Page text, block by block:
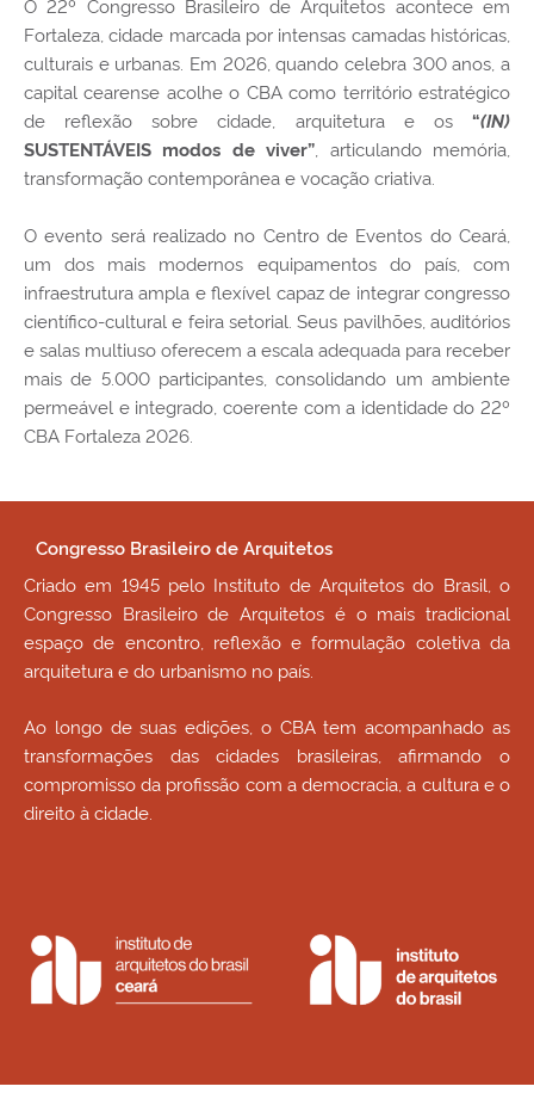
O 22º Congresso Brasileiro de Arquitetos acontece em
Fortaleza, cidade marcada por intensas camadas históricas,
culturais e urbanas. Em 2026, quando celebra 300 anos, a
capital cearense acolhe o CBA como território estratégico
de reflexão sobre cidade, arquitetura e os “(IN)
SUSTENTÁVEIS modos de viver”, articulando memória,
transformação contemporânea e vocação criativa.
O evento será realizado no Centro de Eventos do Ceará
um dos mais modernos equipamentos do país, com
infraestrutura ampla e flexível capaz de integrar congresso
científico-cultural e feira setorial. Seus pavilhões, auditórios
e salas multiuso oferecem a escala adequada para receber
mais de 5.000 participantes, consolidando um ambiente
permeável e integrado, coerente com a identidade do 22º
CBA Fortaleza 2026.
Congresso Brasileiro de Arquitetos
Criado em 1945 pelo Instituto de Arquitetos do Brasil, o
Congresso Brasileiro de Arquitetos é o mais tradicional
espaço de encontro, reflexão e formulação coletiva da
arquitetura e do urbanismo no país.
Ao longo de suas edições, o CBA tem acompanhado as
transformações das cidades brasileiras, afirmando o
compromisso da profissão com a democracia, a cultura e o
direito à cidade.